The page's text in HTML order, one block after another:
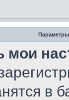
Параметры
мои
в